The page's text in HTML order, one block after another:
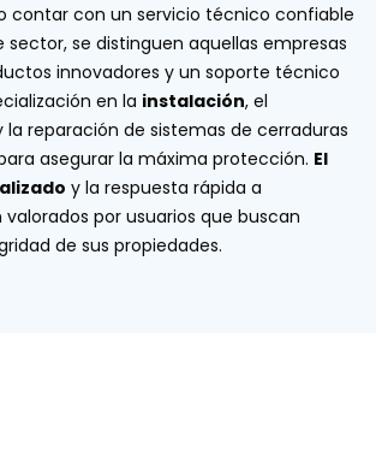
contar con un servicio técnico confiable
sector, se distinguen aquellas empresas
innovadores y un soporte técnico
en la instalación, el
reparación de sistemas de cerraduras
asegurar la máxima protección. El
y la respuesta rápida a
por usuarios que buscan
de sus propiedades.